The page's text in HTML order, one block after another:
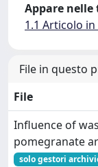
Appare nelle
1.1 Articolo
File in questo
File
Influence of
pomegranate
solo gestori